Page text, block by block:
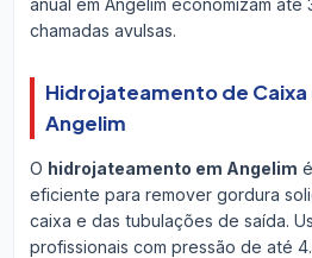
anual em Angelim economizam até
chamadas avulsas.
Hidrojateamento de
Angelim
O hidrojateamento em Angelim
eficiente para remover gordura
caixa e das tubulações de saída.
profissionais com pressão de até